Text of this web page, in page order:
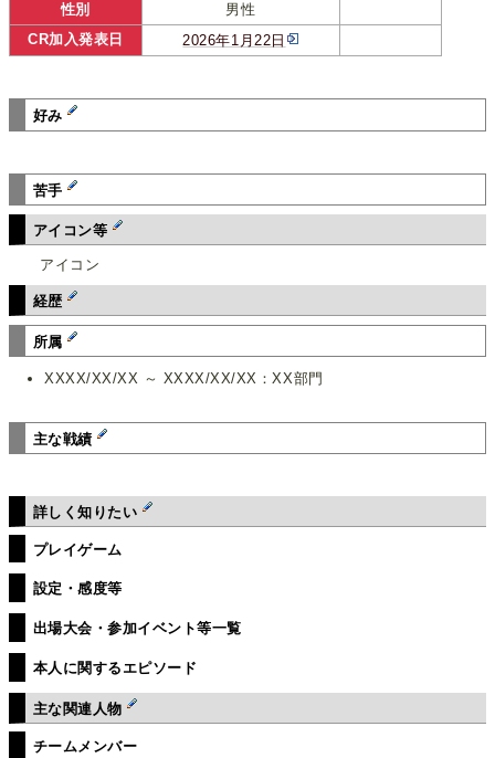
性別
男性
CR加入発表日
2026年1月22日
好み
苦手
アイコン等
アイコン
経歴
所属
XXXX/XX/XX ～ XXXX/XX/XX：XX部門
主な戦績
詳しく知りたい
プレイゲーム
設定・感度等
出場大会・参加イベント等一覧
本人に関するエピソード
主な関連人物
チームメンバー